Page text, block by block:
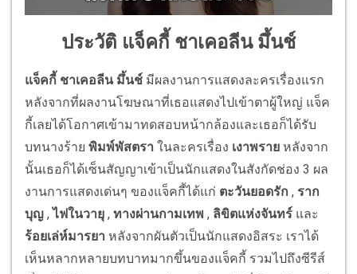
ประวัติ แจ็คกี้ ชาเคอลีน มึ้นช์
แจ็คกี้ ชาเคอลีน มึ้นช์ มีผลงานการแสดงละครเรื่องแรก
หลังจากที่ผลงานโฆษณาที่เธอแสดงไปเข้าตาผู้ใหญ่ แจ็ค
กี้เลยได้โอกาศเข้ามาทดสอบหน้ากล้องและเธอก็ได้รับ
บทนางร้าย พิมพ์พัสตรา ในละครเรื่อง เงาพราย หลังจาก
นั้นเธอก็ได้เซ็นสัญญาเข้าเป็นนักแสดงในสังกัดช่อง 3 ผล
งานการแสดงเด่นๆ ของแจ็คกี้ได้แก่ ตะวันยอดรัก , ราก
บุญ ,ไฟในวายุ , ทางผ่านกามเทพ , ลิขิตแห่งจันทร์ และ
ร้อยเล่ห์มารยา หลังจากผันตัวเป็นนักแสดงอิสระ เราได้
เห็นหลากหลายบทบาทมากขึ้นของแจ็คกี้ รวมไปถึงซีรีส์